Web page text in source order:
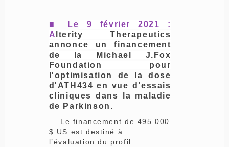
■ Le 9 février 2021
:
A lterity Therapeutics
annonce un financement
de la Michael J.Fox
Foundation pour
l'optimisation de la dose
d'ATH434 en vue d’essais
cliniques dans la maladie
de Parkinson.
Le financement de 495 000
$ US est destiné à
l’évaluation du profil